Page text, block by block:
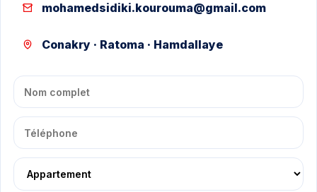
mohamedsidiki.kourouma@gmail.com
Conakry · Ratoma · Hamdallaye